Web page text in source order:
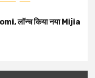
लॉन्च किया नया Mijia